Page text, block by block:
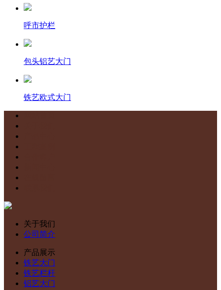
呼市护栏
包头铝艺大门
铁艺欧式大门
关于我们
公司简介
产品展示
铁艺大门
铁艺栏杆
铝艺大门